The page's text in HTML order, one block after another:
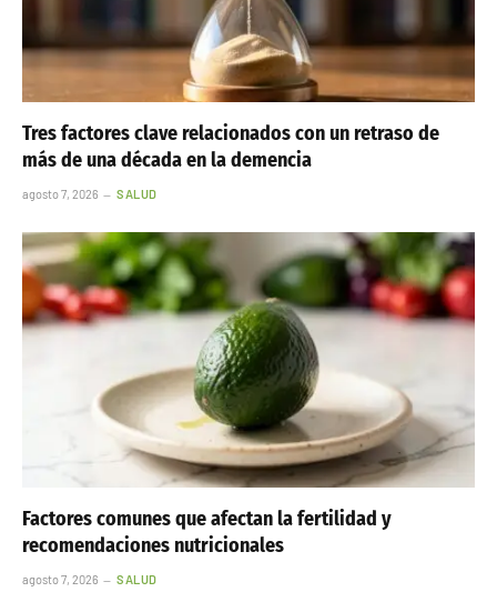
Tres factores clave relacionados con un retraso de
más de una década en la demencia
agosto 7, 2026 SALUD
Factores comunes que afectan la fertilidad y
recomendaciones nutricionales
agosto 7, 2026 SALUD